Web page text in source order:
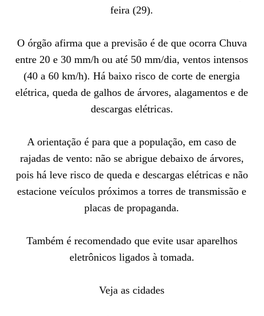
feira (29).
O órgão afirma que a previsão é de que ocorra Chuva
entre 20 e 30 mm/h ou até 50 mm/dia, ventos intensos
(40 a 60 km/h). Há baixo risco de corte de energia
elétrica, queda de galhos de árvores, alagamentos e de
descargas elétricas.
A orientação é para que a população, em caso de
rajadas de vento: não se abrigue debaixo de árvores,
pois há leve risco de queda e descargas elétricas e não
estacione veículos próximos a torres de transmissão e
placas de propaganda.
Também é recomendado que evite usar aparelhos
eletrônicos ligados à tomada.
Veja as cidades